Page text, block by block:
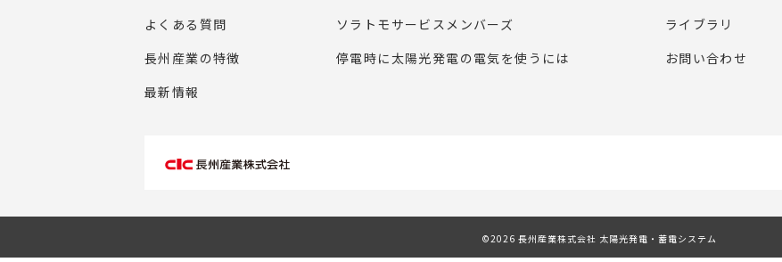
よくある質問
長州産業の特徴
最新情報
ソラトモサービスメンバーズ
停電時に太陽光発電の電気を使うには
ライブラリ
お問い合わせ
©2026 長州産業株式会社 太陽光発電・蓄電システム